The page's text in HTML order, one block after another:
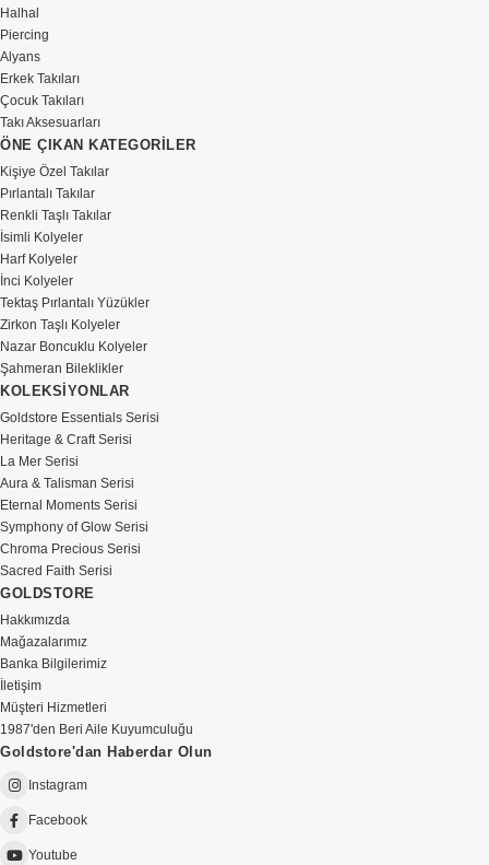
Halhal
Piercing
Alyans
Erkek Takıları
Çocuk Takıları
Takı Aksesuarları
ÖNE ÇIKAN KATEGORİLER
Kişiye Özel Takılar
Pırlantalı Takılar
Renkli Taşlı Takılar
İsimli Kolyeler
Harf Kolyeler
İnci Kolyeler
Tektaş Pırlantalı Yüzükler
Zirkon Taşlı Kolyeler
Nazar Boncuklu Kolyeler
Şahmeran Bileklikler
KOLEKSİYONLAR
Goldstore Essentials Serisi
Heritage & Craft Serisi
La Mer Serisi
Aura & Talisman Serisi
Eternal Moments Serisi
Symphony of Glow Serisi
Chroma Precious Serisi
Sacred Faith Serisi
GOLDSTORE
Hakkımızda
Mağazalarımız
Banka Bilgilerimiz
İletişim
Müşteri Hizmetleri
1987'den Beri Aile Kuyumculuğu
Goldstore'dan Haberdar Olun
Instagram
Facebook
Youtube